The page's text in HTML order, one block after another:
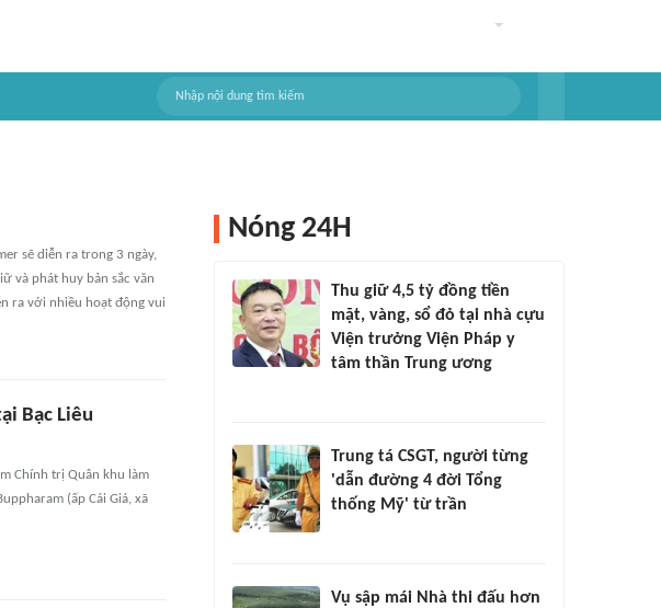
sẽ diễn ra trong 3 ngày,
và phát huy bản sắc văn
ra với nhiều hoạt động vui
Bạc Liêu
Chính trị Quân khu làm
(ấp Cái Giá, xã
Nóng 24H
Thu giữ 4,5 tỷ đồng tiền
mặt, vàng, sổ đỏ tại nhà cựu
Viện trưởng Viện Pháp y
tâm thần Trung ương
Trung tá CSGT, người từng
'dẫn đường 4 đời Tổng
thống Mỹ' từ trần
Vụ sập mái Nhà thi đấu hơn